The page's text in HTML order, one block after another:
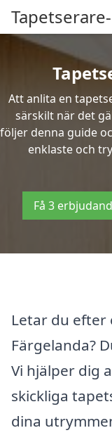
Att anlita en
särskilt när det
följer denna guide
enklaste och
Få 3
Letar du efter
Färgelanda?
Vi hjälper dig
skickliga
dina